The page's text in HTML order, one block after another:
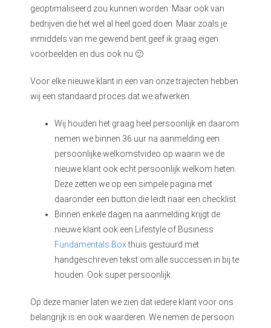
geoptimaliseerd zou kunnen worden. Maar ook van
bedrijven die het wel al heel goed doen. Maar zoals je
inmiddels van me gewend bent geef ik graag eigen
voorbeelden en dus ook nu 🙂
Voor elke nieuwe klant in een van onze trajecten hebben
wij een standaard proces dat we afwerken.
Wij houden het graag heel persoonlijk en daarom
nemen we binnen 36 uur na aanmelding een
persoonlijke welkomstvideo op waarin we de
nieuwe klant ook echt persoonlijk welkom heten.
Deze zetten we op een simpele pagina met
daaronder een button die leidt naar een checklist.
Binnen enkele dagen na aanmelding krijgt de
nieuwe klant ook een Lifestyle of Business
Fundamentals Boxthuis gestuurd met
handgeschreven tekst om alle successen in bij te
houden. Ook super persoonlijk.
Op deze manier laten we zien dat iedere klant voor ons
belangrijk is en ook waarderen. We nemen de persoon